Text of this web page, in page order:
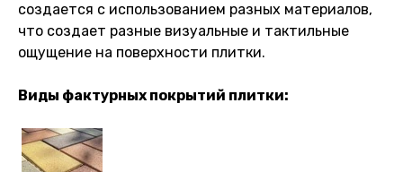
создается с использованием разных материалов,
что создает разные визуальные и тактильные
ощущение на поверхности плитки.
Виды фактурных покрытий плитки: